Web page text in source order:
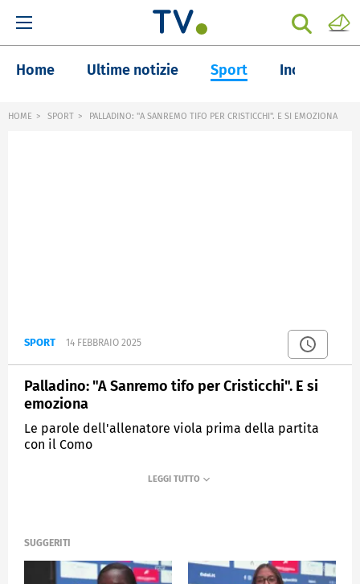
Home Ultime notizie Sport Inchieste
HOME SPORT PALLADINO: "A SANREMO TIFO PER CRISTICCHI". E SI EMOZIONA
SPORT 14 FEBBRAIO 2025
Palladino: "A Sanremo tifo per Cristicchi". E si
emoziona
Le parole dell'allenatore viola prima della partita
con il Como
SPORTMEDIASET
SUGGERITI